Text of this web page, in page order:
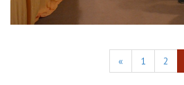
« 1 2